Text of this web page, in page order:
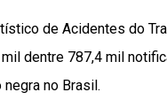
de Acidentes do
dentre 787,4 mil
no Brasil.